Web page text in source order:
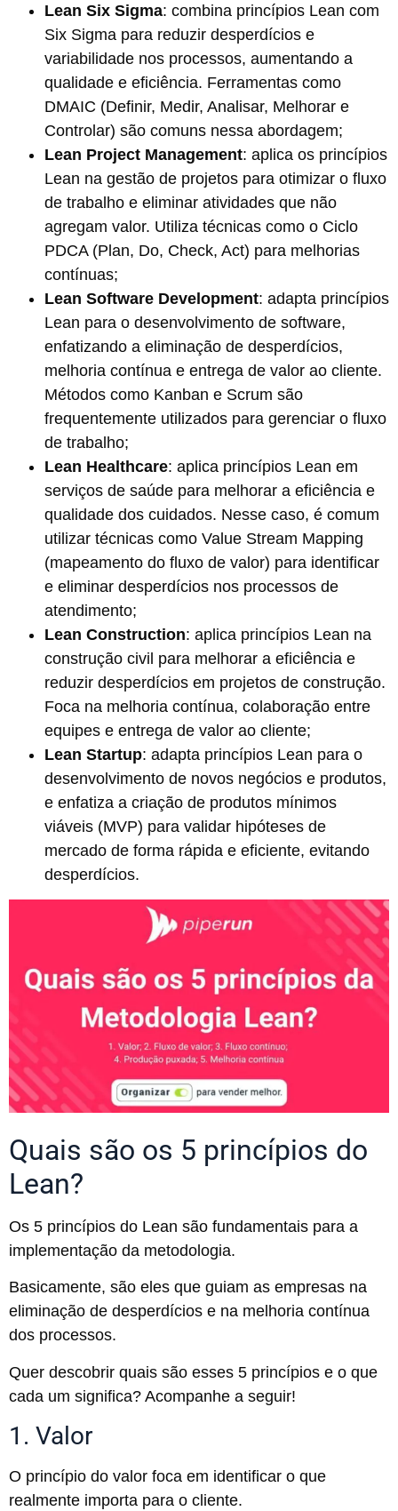
Lean Six Sigma: combina princípios Lean com
Six Sigma para reduzir desperdícios e
variabilidade nos processos, aumentando a
qualidade e eficiência. Ferramentas como
DMAIC (Definir, Medir, Analisar, Melhorar e
Controlar) são comuns nessa abordagem​;
Lean Project Management: aplica os princípios
Lean na gestão de projetos para otimizar o fluxo
de trabalho e eliminar atividades que não
agregam valor. Utiliza técnicas como o Ciclo
PDCA (Plan, Do, Check, Act) para melhorias
contínuas​​;
Lean Software Development: adapta princípios
Lean para o desenvolvimento de software,
enfatizando a eliminação de desperdícios,
melhoria contínua e entrega de valor ao cliente.
Métodos como Kanban e Scrum são
frequentemente utilizados para gerenciar o fluxo
de trabalho​​;
Lean Healthcare: aplica princípios Lean em
serviços de saúde para melhorar a eficiência e
qualidade dos cuidados. Nesse caso, é comum
utilizar técnicas como Value Stream Mapping
(mapeamento do fluxo de valor) para identificar
e eliminar desperdícios nos processos de
atendimento​​;
Lean Construction: aplica princípios Lean na
construção civil para melhorar a eficiência e
reduzir desperdícios em projetos de construção.
Foca na melhoria contínua, colaboração entre
equipes e entrega de valor ao cliente;
Lean Startup: adapta princípios Lean para o
desenvolvimento de novos negócios e produtos,
e enfatiza a criação de produtos mínimos
viáveis (MVP) para validar hipóteses de
mercado de forma rápida e eficiente, evitando
desperdícios.
Quais são os 5 princípios do
Lean?
Os 5 princípios do Lean são fundamentais para a
implementação da metodologia.
Basicamente, são eles que guiam as empresas na
eliminação de desperdícios e na melhoria contínua
dos processos.
Quer descobrir quais são esses 5 princípios e o que
cada um significa? Acompanhe a seguir!
1. Valor
O princípio do valor foca em identificar o que
realmente importa para o cliente.